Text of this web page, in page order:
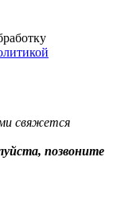
свяжется
позвоните